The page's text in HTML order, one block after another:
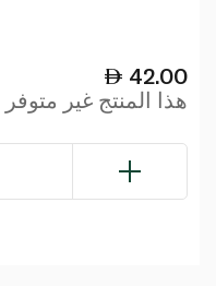
42.00
هذا المنتج غير متوفر